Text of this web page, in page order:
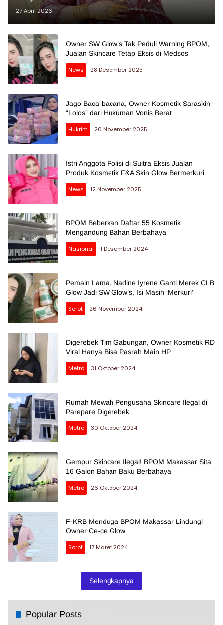
27 April 2026
Owner SW Glow’s Tak Peduli Warning BPOM,
Jualan Skincare Tetap Eksis di Medsos
News 28 Desember 2025
Jago Baca-bacana, Owner Kosmetik Saraskin
“Lolos” dari Hukuman Vonis Berat
Hukrim 20 November 2025
Istri Anggota Polisi di Sultra Eksis Jualan
Produk Kosmetik F&A Skin Glow Bermerkuri
News 12 November 2025
BPOM Beberkan Daftar 55 Kosmetik
Mengandung Bahan Berbahaya
Nasional 1 Desember 2024
Pemain Lama, Nadine Iyrene Ganti Merek CLB
Glow Jadi SW Glow’s, Isi Masih ‘Merkuri’
Sorot 26 November 2024
Digerebek Tim Gabungan, Owner Kosmetik RD
Viral Hanya Bisa Pasrah Main HP
Metro 31 Oktober 2024
Rumah Mewah Pengusaha Skincare Ilegal di
Parepare Digerebek
Metro 30 Oktober 2024
Gempur Skincare Ilegal! BPOM Makassar Sita
16 Galon Bahan Baku Berbahaya
Metro 26 Oktober 2024
F-KRB Menduga BPOM Makassar Lindungi
Owner Ce-ce Glow
Sorot 17 Maret 2024
Selengkapnya
Popular Posts